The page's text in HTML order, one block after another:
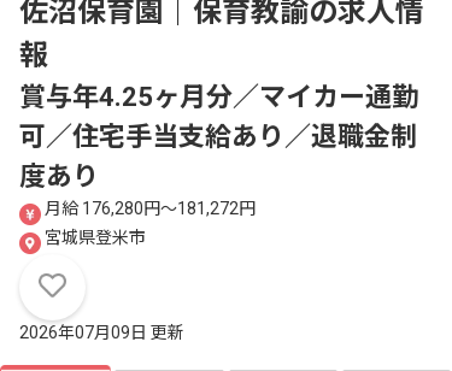
佐沼保育園｜保育教諭の求人情
報
賞与年4.25ヶ月分／マイカー通勤
可／住宅手当支給あり／退職金制
度あり
月給 176,280円〜181,272円
宮城県登米市
2026年07月09日 更新